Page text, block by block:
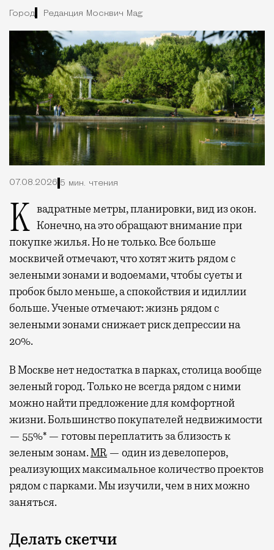
Город Редакция Москвич Mag
07.08.2026 5 мин. чтения
Квадратные метры, планировки, вид из окон. Конечно, на это обращают внимание при
покупке жилья. Но не только. Все больше
москвичей отмечают, что хотят жить рядом с
зелеными зонами и водоемами, чтобы суеты и
пробок было меньше, а спокойствия и идиллии
больше. Ученые отмечают: жизнь рядом с
зелеными зонами снижает риск депрессии на
20%.
В Москве нет недостатка в парках, столица вообще
зеленый город. Только не всегда рядом с ними
можно найти предложение для комфортной
жизни. Большинство покупателей недвижимости
— 55%* — готовы переплатить за близость к
зеленым зонам.MR — один из девелоперов,
реализующих максимальное количество проектов
рядом с парками. Мы изучили, чем в них можно
заняться.
Делать скетчи